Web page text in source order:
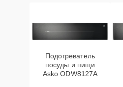
Подогреватель
посуды и пищи
Asko ODW8127A